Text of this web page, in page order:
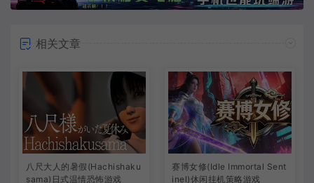
相关文章
八尺大人的暑假(Hachishaku
sama)日式温情恐怖游戏
赛博女修(Idle Immortal Sent
inel)休闲挂机策略游戏